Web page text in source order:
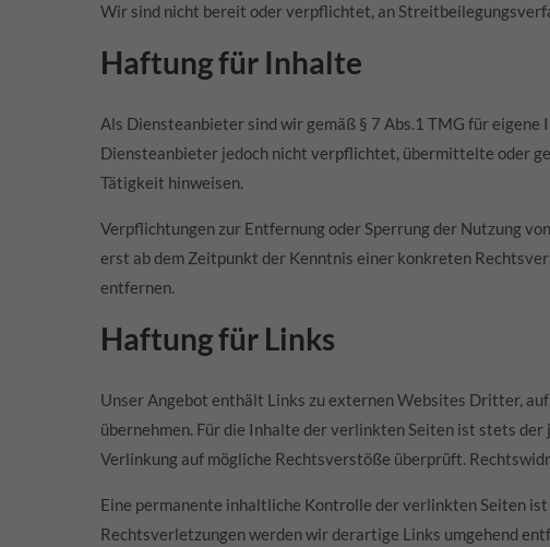
Wir sind nicht bereit oder verpflichtet, an
Haftung für Inhalte
Als Diensteanbieter sind wir gemäß § 7 Abs.1 TMG für
Diensteanbieter jedoch nicht verpflichtet, übermittelte oder
Tätigkeit hinweisen.
Verpflichtungen zur Entfernung oder Sperrung der Nutzung
erst ab dem Zeitpunkt der Kenntnis einer konkreten
entfernen.
Haftung für Links
Unser Angebot enthält Links zu externen Websites Dritter,
übernehmen. Für die Inhalte der verlinkten Seiten ist stets
Verlinkung auf mögliche Rechtsverstöße überprüft.
Eine permanente inhaltliche Kontrolle der verlinkten Seiten
Rechtsverletzungen werden wir derartige Links umgehend